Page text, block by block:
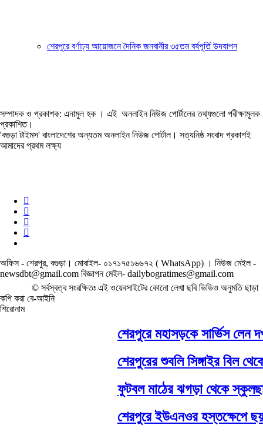
শেরপুরে বর্ণাঢ্য আয়োজনে দৈনিক জনবানীর ৩৫তম বর্ষপূর্তি উদযাপন
সম্পাদক ও প্রকাশক: এনামুল হক । এই অনলাইন নিউজ পোর্টালের তথ্যগুলো পরীক্ষামূলক
প্রকাশিত।
'বগুড়া টাইমস' বাংলাদেশের অন্যতম অনলাইন নিউজ পোর্টাল। সত্যনিষ্ঠ সংবাদ প্রকাশই
আমাদের প্রথম লক্ষ্য
অফিস - শেরপুর, বগুড়া। মোবাইল- ০১৭১৭৫১৬৬৭২ ( WhatsApp) । নিউজ মেইল -
newsdbt@gmail.com বিজ্ঞাপন মেইল- dailybogratimes@gmail.com
© সর্বস্বত্ব সংরক্ষিতঃ এই ওয়েবসাইটের কোনো লেখা ছবি ভিডিও অনুমতি ছাড়া
কপি করা বে-আইনি
শিরোনাম
শেরপুরে মহাসড়কে সার্ভিস লেন
শেরপুরের শুবলি সিঙ্গাইর বিল থেকে
ফুটবল মাঠের ঝগড়া থেকে
শেরপুরে ইউএনওর হস্তক্ষেপে ছয়